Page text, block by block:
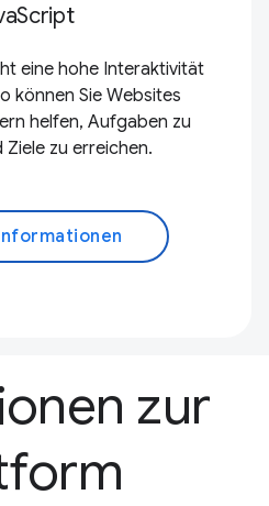
eine hohe Interaktivität
können Sie Websites
helfen, Aufgaben zu
zu erreichen.
zur